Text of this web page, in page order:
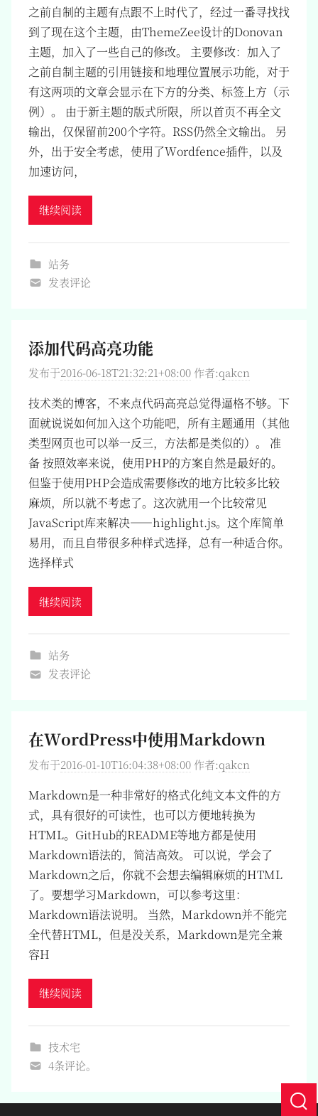
之前自制的主题有点跟不上时代了，经过一番寻找找
到了现在这个主题，由ThemeZee设计的Donovan
主题，加入了一些自己的修改。 主要修改：加入了
之前自制主题的引用链接和地理位置展示功能，对于
有这两项的文章会显示在下方的分类、标签上方（示
例）。 由于新主题的版式所限，所以首页不再全文
输出，仅保留前200个字符。RSS仍然全文输出。 另
外，出于安全考虑，使用了Wordfence插件，以及
加速访问，
继续阅读
站务
发表评论
添加代码高亮功能
发布于2016-06-18T21:32:21+08:00 作者:qakcn
技术类的博客，不来点代码高亮总觉得逼格不够。下
面就说说如何加入这个功能吧，所有主题通用（其他
类型网页也可以举一反三，方法都是类似的）。 准
备 按照效率来说，使用PHP的方案自然是最好的。
但鉴于使用PHP会造成需要修改的地方比较多比较
麻烦，所以就不考虑了。这次就用一个比较常见
JavaScript库来解决——highlight.js。这个库简单
易用，而且自带很多种样式选择，总有一种适合你。
选择样式
继续阅读
站务
发表评论
在WordPress中使用Markdown
发布于2016-01-10T16:04:38+08:00 作者:qakcn
Markdown是一种非常好的格式化纯文本文件的方
式，具有很好的可读性，也可以方便地转换为
HTML。GitHub的README等地方都是使用
Markdown语法的，简洁高效。 可以说，学会了
Markdown之后，你就不会想去编辑麻烦的HTML
了。要想学习Markdown，可以参考这里：
Markdown语法说明。 当然，Markdown并不能完
全代替HTML，但是没关系，Markdown是完全兼
容H
继续阅读
技术宅
4条评论。